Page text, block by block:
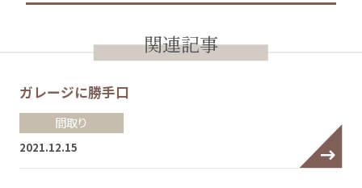
関連記事
ガレージに勝手口
間取り
2021.12.15